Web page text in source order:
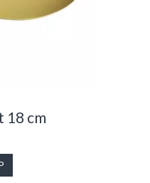
18 cm